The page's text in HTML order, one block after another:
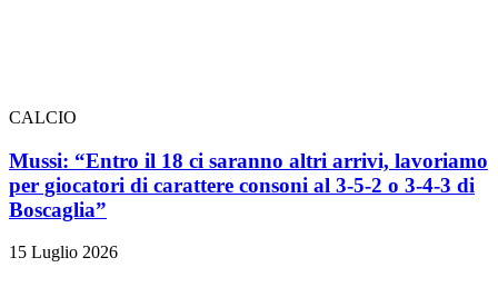
CALCIO
Mussi: “Entro il 18 ci saranno altri arrivi, lavoriamo
per giocatori di carattere consoni al 3-5-2 o 3-4-3 di
Boscaglia”
15 Luglio 2026